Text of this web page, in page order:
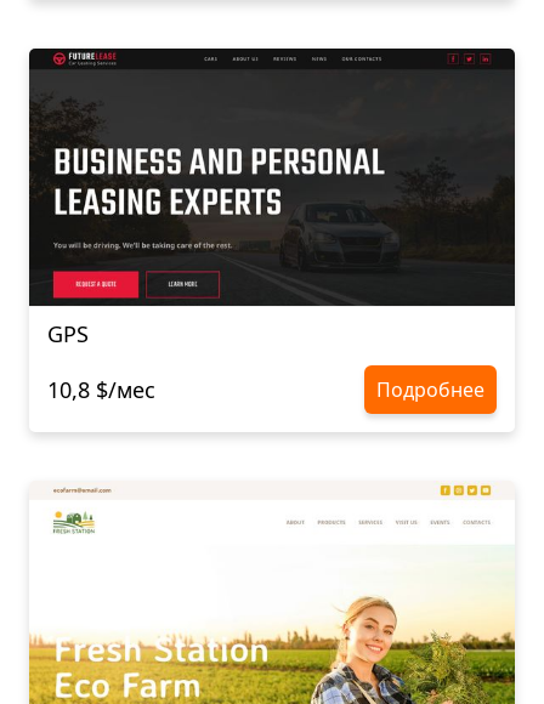
GPS
10,8 $/мес
Подробнее